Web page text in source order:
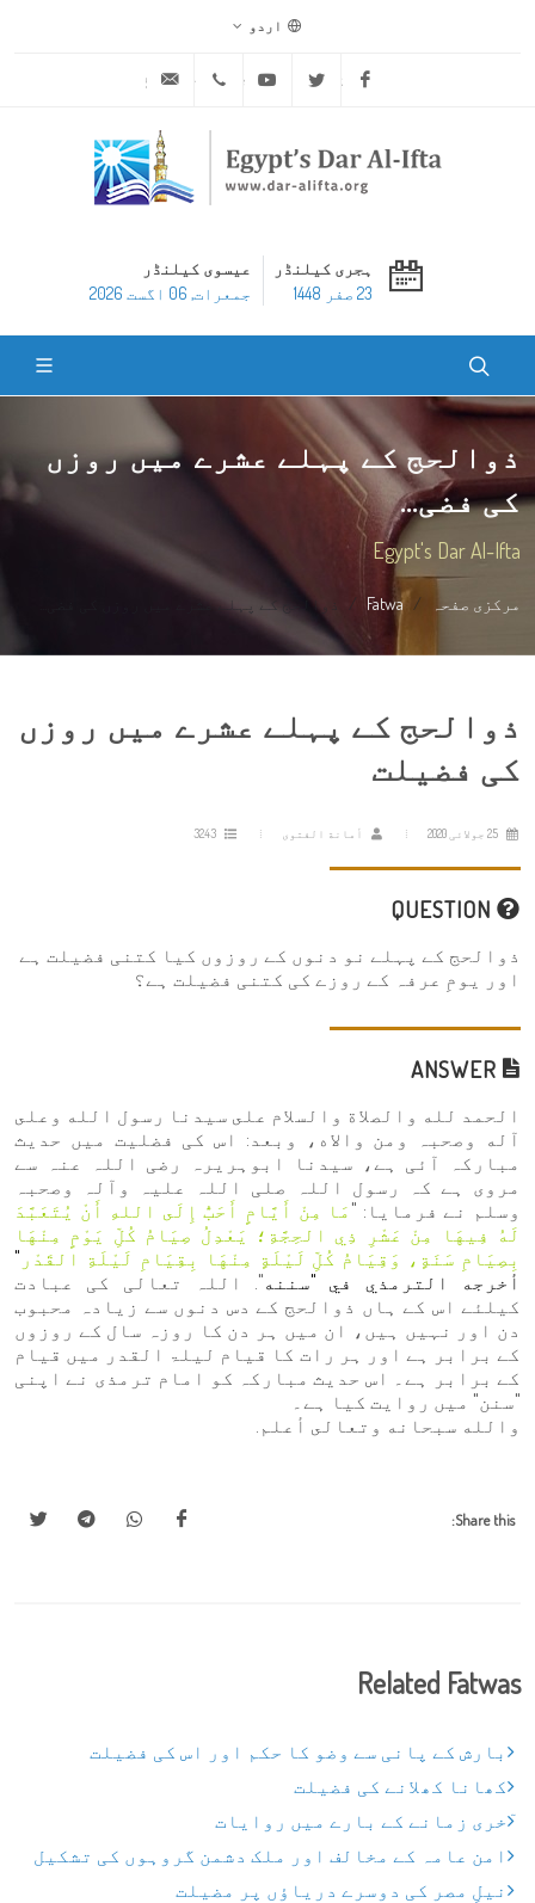
اردو
Facebook
Twitter
Youtube
ہجری کیلنڈر
23 صفر 1448
عیسوی کیلنڈر
جمعرات, 06 اگست 2026
ذوالحج کے پہلے عشرے میں روزں
کی فضی...
Egypt's Dar Al-Ifta
مرکزی صفحہ Fatwa ذوالحج کے پہلے عشرے میں روزں کی فضی...
ذوالحج کے پہلے عشرے میں روزں
کی فضیلت
أمانة الفتوى
ذوالحج کے پہلے نو دنوں کے روزوں کیا کتنی فضیلت ہے
اور یومِ عرفہ کے روزے کی کتنی فضیلت ہے؟
الحمد لله والصلاة والسلام على سيدنا رسول الله وعلى
آله وصحبہ ومن والاه، وبعد: اس کی فضلیت میں حدیث
مبارکہ آئی ہے، سیدنا ابوہریرہ رضی اللہ عنہ سے
مروی ہے کہ رسول اللہ صلی اللہ علیہ وآلہ وصحبہ
وسلم نے فرمایا: " مَا مِنْ أَيَّامٍ أَحَبُّ إِلَى اللهِ أَنْ يُتَعَبَّدَ
لَهُ فِيهَا مِنْ عَشْرِ ذِي الحِجَّةِ؛ يَعْدِلُ صِيَامُ كُلِّ يَوْمٍ مِنْهَا
بِصِيَامِ سَنَةٍ، وَقِيَامُ كُلِّ لَيْلَةٍ مِنْهَا بِقِيَامِ لَيْلَةِ القَدْر "
أخرجه الترمذي في "سننه". اللہ تعالی کی عبادت
کیلئے اس کے ہاں ذوالحج کے دس دنوں سے زیادہ محبوب
دن اور نہیں ہیں، ان میں ہر دن کا روزہ سال کے روزوں
کے برابر ہے اور ہر رات کا قیام لیلۃ القدر میں قیام
کے برابر ہے۔ اس حدیث مبارکہ کو امام ترمذی نے اپنی
"سنن" میں روایت کیا ہے۔
والله سبحانه وتعالى أعلم.
Share this:
Related Fatwas
بارش کے پانی سے وضو کا حکم اور اس کی فضیلت
کھانا کھلانے کی فضیلت
ٓخری زمانے کے بارے میں روایات
امن عامہ کے مخالف اور ملک دشمن گروہوں کی تشکیل
نیلِ مصر کی دوسرے دریاؤں پر مضیلت